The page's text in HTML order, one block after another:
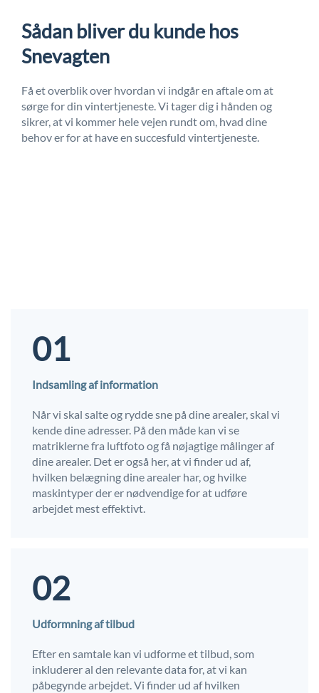
Sådan bliver du kunde hos
Snevagten
Få et overblik over hvordan vi indgår en aftale om at
sørge for din vintertjeneste. Vi tager dig i hånden og
sikrer, at vi kommer hele vejen rundt om, hvad dine
behov er for at have en succesfuld vintertjeneste.
01
Indsamling af information
Når vi skal salte og rydde sne på dine arealer, skal vi
kende dine adresser. På den måde kan vi se
matriklerne fra luftfoto og få nøjagtige målinger af
dine arealer. Det er også her, at vi finder ud af,
hvilken belægning dine arealer har, og hvilke
maskintyper der er nødvendige for at udføre
arbejdet mest effektivt.
02
Udformning af tilbud
Efter en samtale kan vi udforme et tilbud, som
inkluderer al den relevante data for, at vi kan
påbegynde arbejdet. Vi finder ud af hvilken